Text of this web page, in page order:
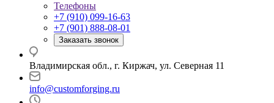
Телефоны
+7 (910) 099-16-63
+7 (901) 888-08-01
Заказать звонок
Владимирская обл., г. Киржач, ул. Северная 11
info@customforging.ru